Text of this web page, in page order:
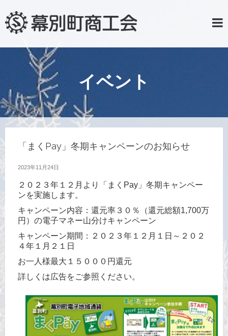
イベント
「まくPay」冬期キャンペーンのお知らせ
2023年11月24日
２０２３年１２月より「まくPay」冬期キャンペー
ンを実施します。
キャンペーン内容：還元率３０％（還元総額1,700万
円）の電子マネー山分けキャンペーン
キャンペーン期間：２０２３年１２月１日～２０２
４年１月２１日
お一人様最大１５０００円還元
詳しくは広告をご参照ください。